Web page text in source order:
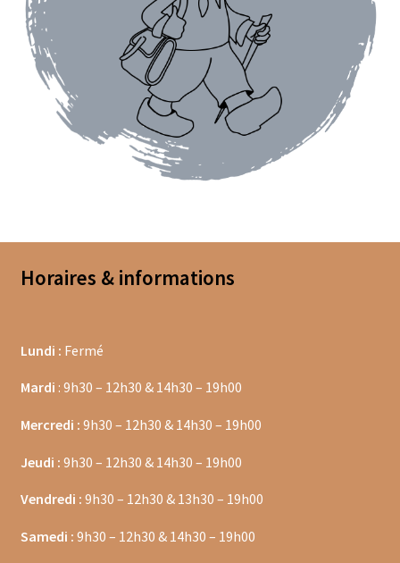
Epices curry
Mélanges d’épices en vrac
Poivres en vrac
Sels en vrac
Moulins à épices
Moulins à poivre
Sels
Moulins à sel
Horaires & informations
Lundi : Fermé
Mardi : 9h30 – 12h30 & 14h30 – 19h00
Mercredi : 9h30 – 12h30 & 14h30 – 19h00
Jeudi : 9h30 – 12h30 & 14h30 – 19h00
Vendredi : 9h30 – 12h30 & 13h30 – 19h00
Samedi : 9h30 – 12h30 & 14h30 – 19h00